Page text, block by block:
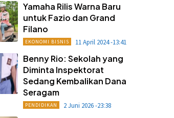
Yamaha Rilis Warna Baru
untuk Fazio dan Grand
Filano
EKONOMI BISNIS 11 April 2024 -13:41
Benny Rio: Sekolah yang
Diminta Inspektorat
Sedang Kembalikan Dana
Seragam
PENDIDIKAN 2 Juni 2026 -23:38